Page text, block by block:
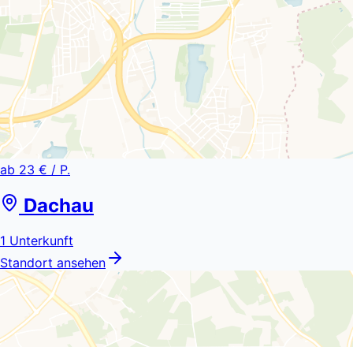
ab 23 € / P.
Dachau
1 Unterkunft
Standort ansehen